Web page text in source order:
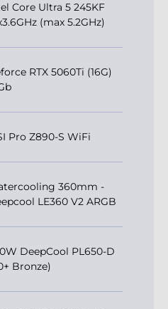
Core Ultra 5 245KF
(max 5.2GHz)
RTX 5060Ti (16G)
Pro Z890-S WiFi
360mm -
LE360 V2 ARGB
DeepCool PL650-D
Bronze)